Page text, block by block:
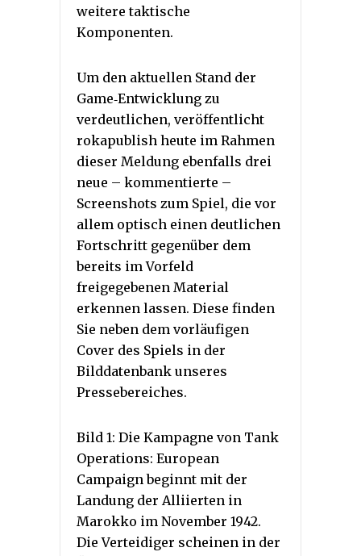
weitere taktische
Komponenten.
Um den aktuellen Stand der
Game‐Entwicklung zu
verdeutlichen, veröffentlicht
rokapublish heute im Rahmen
dieser Meldung ebenfalls drei
neue – kommentierte –
Screenshots zum Spiel, die vor
allem optisch einen deutlichen
Fortschritt gegenüber dem
bereits im Vorfeld
freigegebenen Material
erkennen lassen. Diese finden
Sie neben dem vorläufigen
Cover des Spiels in der
Bilddatenbank unseres
Pressebereiches.
Bild 1: Die Kampagne von Tank
Operations: European
Campaign beginnt mit der
Landung der Alliierten in
Marokko im November 1942.
Die Verteidiger scheinen in der